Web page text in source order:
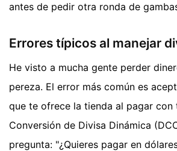
antes de pedir otra ronda de
Errores típicos al manejar
He visto a mucha gente perder
pereza. El error más común es
que te ofrece la tienda al pagar con
Conversión de Divisa Dinámica
pregunta: "¿Quieres pagar en